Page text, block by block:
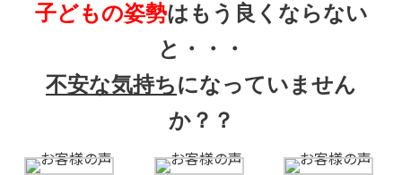
子どもの姿勢はもう良くならない
と・・・
不安な気持ちになっていません
か？？